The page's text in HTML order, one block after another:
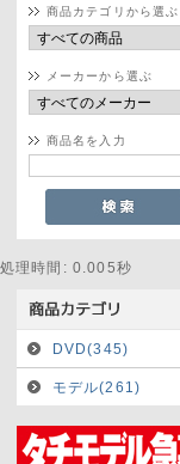
商品カテゴリから選ぶ
メーカーから選ぶ
商品名を入力
処理時間: 0.005秒
DVD(345)
モデル(261)